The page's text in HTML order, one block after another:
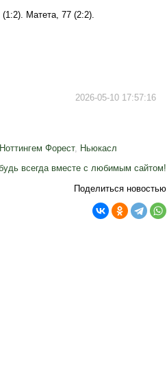
Матета, 77 (2:2).
2026-05-10 17:57:16
Ноттингем Форест, Ньюкасл
всегда вместе с любимым сайтом!
Поделиться новостью